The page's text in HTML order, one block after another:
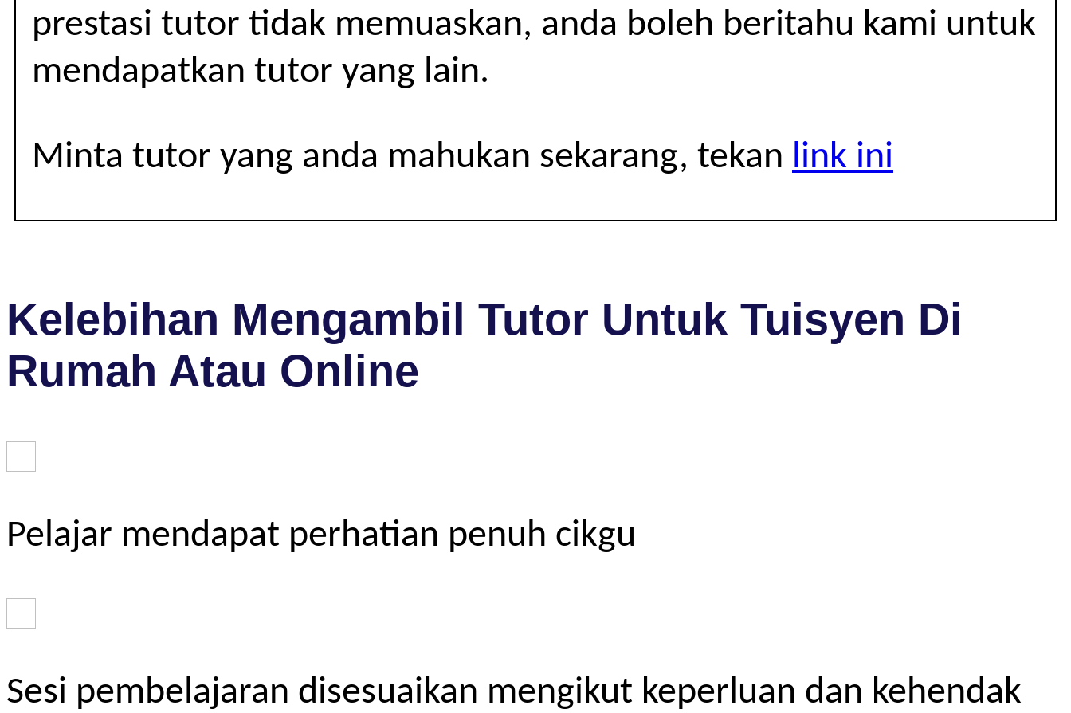
prestasi tutor tidak memuaskan, anda boleh beritahu kami untuk
mendapatkan tutor yang lain.
Minta tutor yang anda mahukan sekarang, tekan link ini
Kelebihan Mengambil Tutor Untuk Tuisyen Di
Rumah Atau Online
Pelajar mendapat perhatian penuh cikgu
Sesi pembelajaran disesuaikan mengikut keperluan dan kehendak